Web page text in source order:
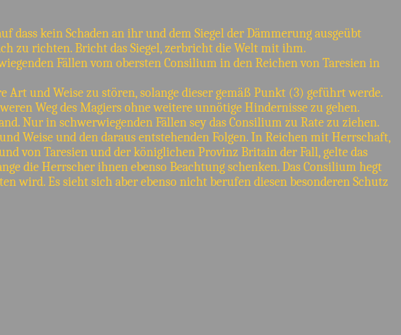
kein Schaden an ihr und dem Siegel der Dämmerung ausgeübt
zu richten. Bricht das Siegel, zerbricht die Welt mit ihm.
Fällen vom obersten Consilium in den Reichen von Taresien in
und Weise zu stören, solange dieser gemäß Punkt (3) geführt werde.
Weg des Magiers ohne weitere unnötige Hindernisse zu gehen.
Nur in schwerwiegenden Fällen sey das Consilium zu Rate zu ziehen.
Weise und den daraus entstehenden Folgen. In Reichen mit Herrschaft,
von Taresien und der königlichen Provinz Britain der Fall, gelte das
die Herrscher ihnen ebenso Beachtung schenken. Das Consilium hegt
wird. Es sieht sich aber ebenso nicht berufen diesen besonderen Schutz